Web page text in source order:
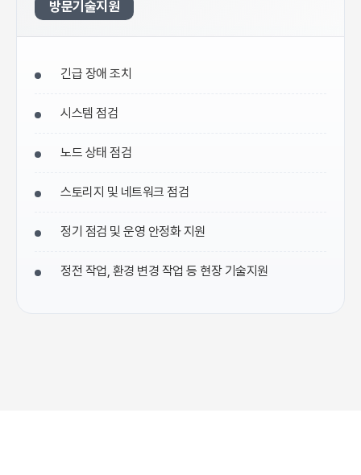
방문기술지원
긴급 장애 조치
시스템 점검
노드 상태 점검
스토리지 및 네트워크 점검
정기 점검 및 운영 안정화 지원
정전 작업, 환경 변경 작업 등 현장 기술지원